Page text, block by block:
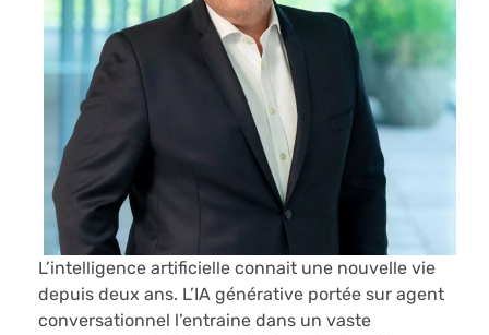
L’intelligence artificielle connait une nouvelle vie
depuis deux ans. L’IA générative portée sur agent
conversationnel l’entraine dans un vaste